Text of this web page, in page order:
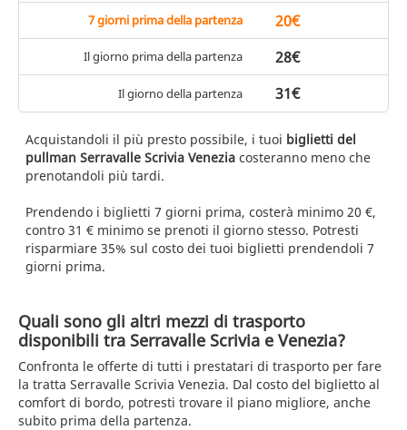
7 giorni prima della partenza
20€
Il giorno prima della partenza 28€
Il giorno della partenza 31€
Acquistandoli il più presto possibile, i tuoi biglietti del
pullman Serravalle Scrivia Venezia costeranno meno che
prenotandoli più tardi.
Prendendo i biglietti 7 giorni prima, costerà minimo 20 €,
contro 31 € minimo se prenoti il giorno stesso. Potresti
risparmiare 35% sul costo dei tuoi biglietti prendendoli 7
giorni prima.
Quali sono gli altri mezzi di trasporto
disponibili tra Serravalle Scrivia e Venezia?
Confronta le offerte di tutti i prestatari di trasporto per fare
la tratta Serravalle Scrivia Venezia. Dal costo del biglietto al
comfort di bordo, potresti trovare il piano migliore, anche
subito prima della partenza.